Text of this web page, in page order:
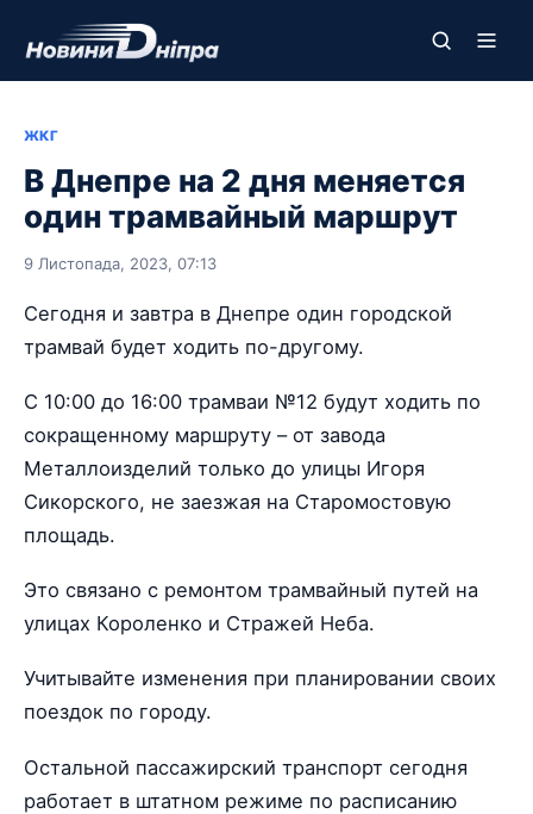
ЖКГ
В Днепре на 2 дня меняется
один трамвайный маршрут
9 Листопада, 2023, 07:13
Сегодня и завтра в Днепре один городской
трамвай будет ходить по-другому.
С 10:00 до 16:00 трамваи №12 будут ходить по
сокращенному маршруту – от завода
Металлоизделий только до улицы Игоря
Сикорского, не заезжая на Старомостовую
площадь.
Это связано с ремонтом трамвайный путей на
улицах Короленко и Стражей Неба.
Учитывайте изменения при планировании своих
поездок по городу.
Остальной пассажирский транспорт сегодня
работает в штатном режиме по расписанию